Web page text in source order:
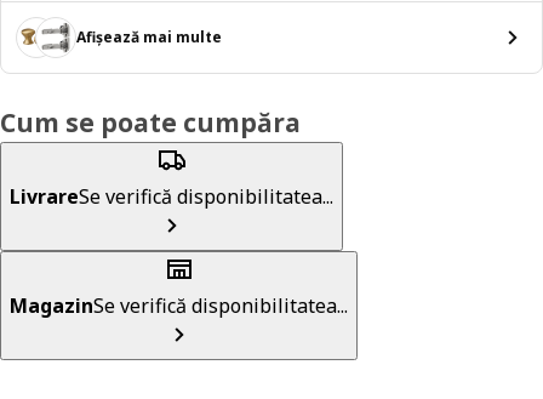
Afișează mai multe
Cum se poate cumpăra
LivrareSe verifică disponibilitatea...
MagazinSe verifică disponibilitatea...